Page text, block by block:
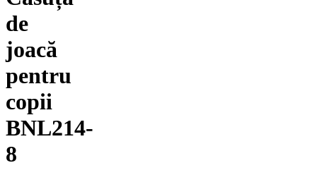
de
joacă
pentru
copii
BNL214-
8